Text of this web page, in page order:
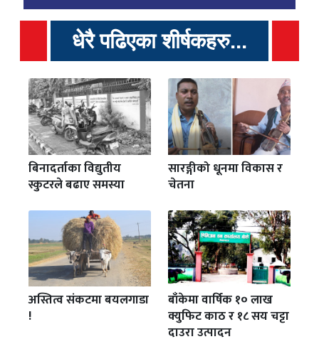
धेरै पढिएका शीर्षकहरु...
बिनादर्ताका विद्युतीय
स्कुटरले बढाए समस्या
सारङ्गीको धूनमा विकास र
चेतना
अस्तित्व संकटमा बयलगाडा
!
बाँकेमा वार्षिक १० लाख
क्युफिट काठ र १८ सय चट्टा
दाउरा उत्पादन